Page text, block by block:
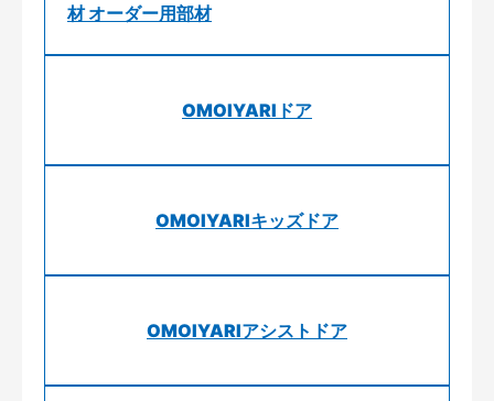
材 オーダー用部材
OMOIYARIドア
OMOIYARIキッズドア
OMOIYARIアシストドア